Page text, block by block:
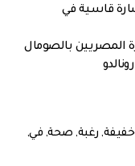
قاسية في
المصريين بالصومال
خفيفة, رغبة, صحة, في,